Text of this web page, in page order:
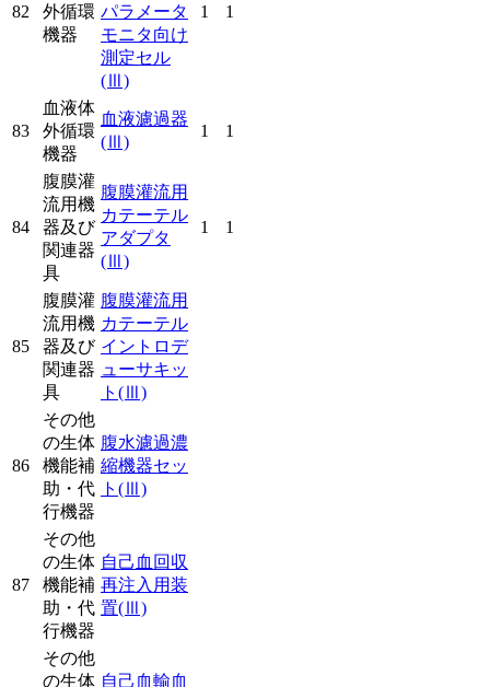
82
外循環
機器
パラメータ
モニタ向け
測定セル
(Ⅲ)
1 1
83
血液体
外循環
機器
血液濾過器
(Ⅲ)
1 1
84
腹膜灌
流用機
器及び
関連器
具
腹膜灌流用
カテーテル
アダプタ
(Ⅲ)
1 1
85
腹膜灌
流用機
器及び
関連器
具
腹膜灌流用
カテーテル
イントロデ
ューサキッ
ト (Ⅲ)
86
その他
の生体
機能補
助・代
行機器
腹水濾過濃
縮機器セッ
ト (Ⅲ)
87
その他
の生体
機能補
助・代
行機器
自己血回収
再注入用装
置(Ⅲ)
その他
の生体 自己血輸血